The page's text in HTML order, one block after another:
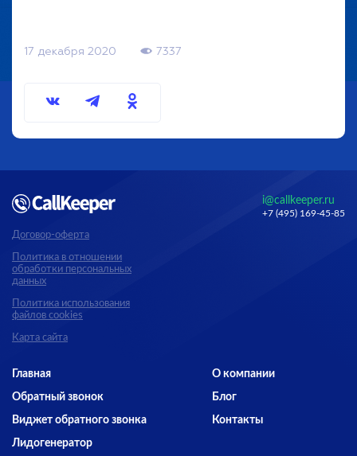
17 декабря 2020 7337
Договор-оферта
Политика в отношении
обработки персональных
данных
Политика использования
файлов cookies
Карта сайта
i@callkeeper.ru
+7 (495) 169-45-85
Главная
Обратный звонок
Виджет обратного звонка
Лидогенератор
О компании
Блог
Контакты